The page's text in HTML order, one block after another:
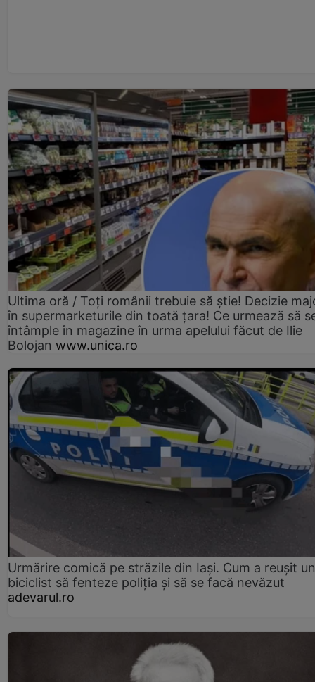
Ultima oră / Toți românii trebuie să știe! Decizie
în supermarketurile din toată țara! Ce urmează să
întâmple în magazine în urma apelului făcut de Ilie
Bolojan www.unica.ro
Urmărire comică pe străzile din Iași. Cum a reușit un
biciclist să fenteze poliția și să se facă nevăzut
adevarul.ro